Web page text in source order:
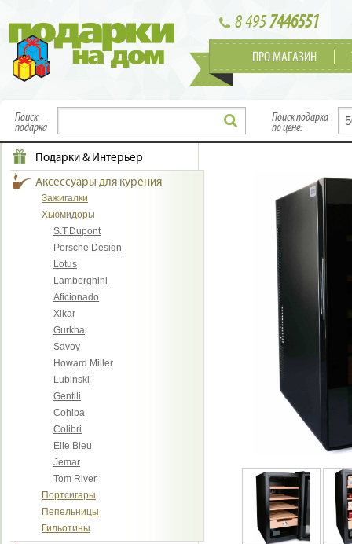
8 4957446551
ПРО МАГАЗИН
Поиск
подарка
Поиск подарка
по цене:
Подарки & Интерьер
Аксессуары для курения
Зажигалки
Хьюмидоры
S.T.Dupont
Porsche Design
Lotus
Lamborghini
Aficionado
Xikar
Gurkha
Savoy
Howard Miller
Lubinski
Gentili
Cohiba
Colibri
Elie Bleu
Jemar
Tom River
Портсигары
Пепельницы
Гильотины